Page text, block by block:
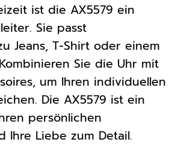
ist die AX5579 ein
Sie passt
Jeans, T-Shirt oder einem
Sie die Uhr mit
um Ihren individuellen
Die AX5579 ist ein
persönlichen
Ihre Liebe zum Detail.